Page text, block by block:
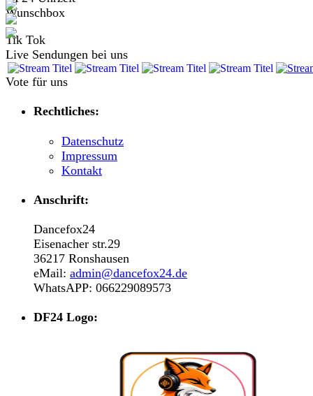
Wunschbox
Tik Tok
Live Sendungen bei uns
Vote für uns
Rechtliches:
Datenschutz
Impressum
Kontakt
Anschrift:
Dancefox24
Eisenacher str.29
36217 Ronshausen
eMail: admin@dancefox24.de
WhatsAPP: 066229089573
DF24 Logo: